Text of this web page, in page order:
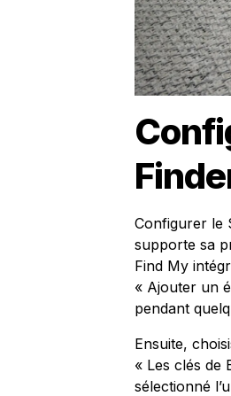
Configurer le
supporte sa
Find My
« Ajouter un
pendant
Ensuite,
« Les clés de
sélectionné